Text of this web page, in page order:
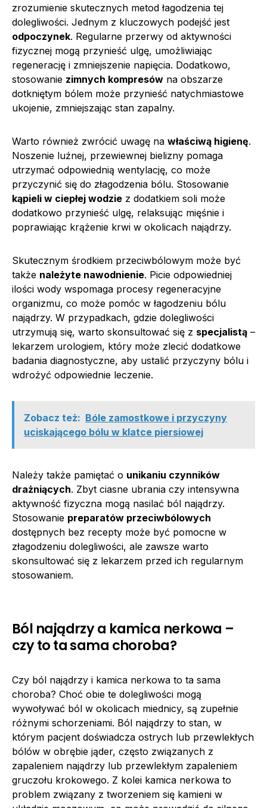
zrozumienie skutecznych metod łagodzenia tej
dolegliwości. Jednym z kluczowych podejść jest
odpoczynek. Regularne przerwy od aktywności
fizycznej mogą przynieść ulgę, umożliwiając
regenerację i zmniejszenie napięcia. Dodatkowo,
stosowanie zimnych kompresów na obszarze
dotkniętym bólem może przynieść natychmiastowe
ukojenie, zmniejszając stan zapalny.
Warto również zwrócić uwagę na właściwą higienę.
Noszenie luźnej, przewiewnej bielizny pomaga
utrzymać odpowiednią wentylację, co może
przyczynić się do złagodzenia bólu. Stosowanie
kąpieli w ciepłej wodzie z dodatkiem soli może
dodatkowo przynieść ulgę, relaksując mięśnie i
poprawiając krążenie krwi w okolicach najądrzy.
Skutecznym środkiem przeciwbólowym może być
także należyte nawodnienie. Picie odpowiedniej
ilości wody wspomaga procesy regeneracyjne
organizmu, co może pomóc w łagodzeniu bólu
najądrzy. W przypadkach, gdzie dolegliwości
utrzymują się, warto skonsultować się z specjalistą –
lekarzem urologiem, który może zlecić dodatkowe
badania diagnostyczne, aby ustalić przyczyny bólu i
wdrożyć odpowiednie leczenie.
Zobacz też: Bóle zamostkowe i przyczyny
uciskającego bólu w klatce piersiowej
Należy także pamiętać o unikaniu czynników
drażniących. Zbyt ciasne ubrania czy intensywna
aktywność fizyczna mogą nasilać ból najądrzy.
Stosowanie preparatów przeciwbólowych
dostępnych bez recepty może być pomocne w
złagodzeniu dolegliwości, ale zawsze warto
skonsultować się z lekarzem przed ich regularnym
stosowaniem.
Ból najądrzy a kamica nerkowa –
czy to ta sama choroba?
Czy ból najądrzy i kamica nerkowa to ta sama
choroba? Choć obie te dolegliwości mogą
wywoływać ból w okolicach miednicy, są zupełnie
różnymi schorzeniami. Ból najądrzy to stan, w
którym pacjent doświadcza ostrych lub przewlekłych
bólów w obrębie jąder, często związanych z
zapaleniem najądrzy lub przewlekłym zapaleniem
gruczołu krokowego. Z kolei kamica nerkowa to
problem związany z tworzeniem się kamieni w